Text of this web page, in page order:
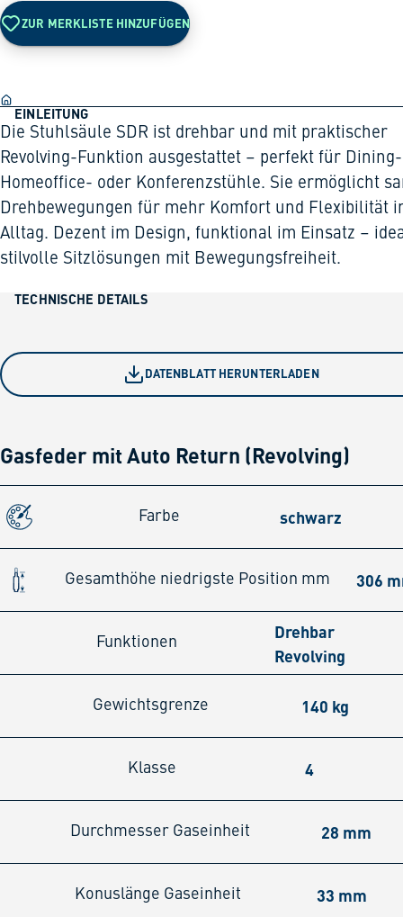
ZUR MERKLISTE HINZUFÜGEN
EINLEITUNG
Die Stuhlsäule SDR ist drehbar und mit praktischer
Revolving-Funktion ausgestattet – perfekt für
Homeoffice- oder Konferenzstühle. Sie ermöglicht
Drehbewegungen für mehr Komfort und Flexibilität
Alltag. Dezent im Design, funktional im Einsatz –
stilvolle Sitzlösungen mit Bewegungsfreiheit.
TECHNISCHE DETAILS
DATENBLATT HERUNTERLADEN
Gasfeder mit Auto Return (Revolving)
Farbe schwarz
Gesamthöhe niedrigste Position mm 306
Funktionen
Drehbar
Revolving
Gewichtsgrenze 140 kg
Klasse 4
Durchmesser Gaseinheit 28 mm
Konuslänge Gaseinheit 33 mm